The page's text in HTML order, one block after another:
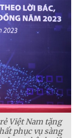
Việt Nam tặng
phục vụ sàng